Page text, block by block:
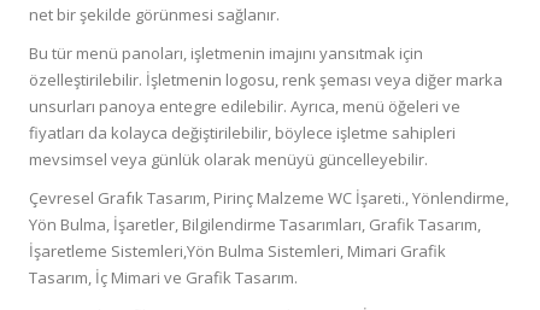
net bir şekilde görünmesi sağlanır.
Bu tür menü panoları, işletmenin imajını yansıtmak için
özelleştirilebilir. İşletmenin logosu, renk şeması veya diğer marka
unsurları panoya entegre edilebilir. Ayrıca, menü öğeleri ve
fiyatları da kolayca değiştirilebilir, böylece işletme sahipleri
mevsimsel veya günlük olarak menüyü güncelleyebilir.
Çevresel Grafık Tasarım, Pirinç Malzeme WC İşareti., Yönlendirme,
Yön Bulma, İşaretler, Bilgilendirme Tasarımları, Grafik Tasarım,
İşaretleme Sistemleri,Yön Bulma Sistemleri, Mimari Grafik
Tasarım, İç Mimari ve Grafik Tasarım.